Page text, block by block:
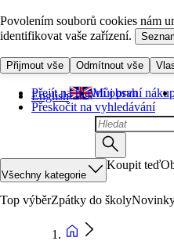
Povolením souborů cookies nám
identifikovat vaše zařízení.
Přijmout vše Odmítnout vše
Přejít na hlavní obsah
Přeskočit na vyhledávání
English Můj první
Všechny kategorie
Koupit teď
Top výběrZpátky do školy